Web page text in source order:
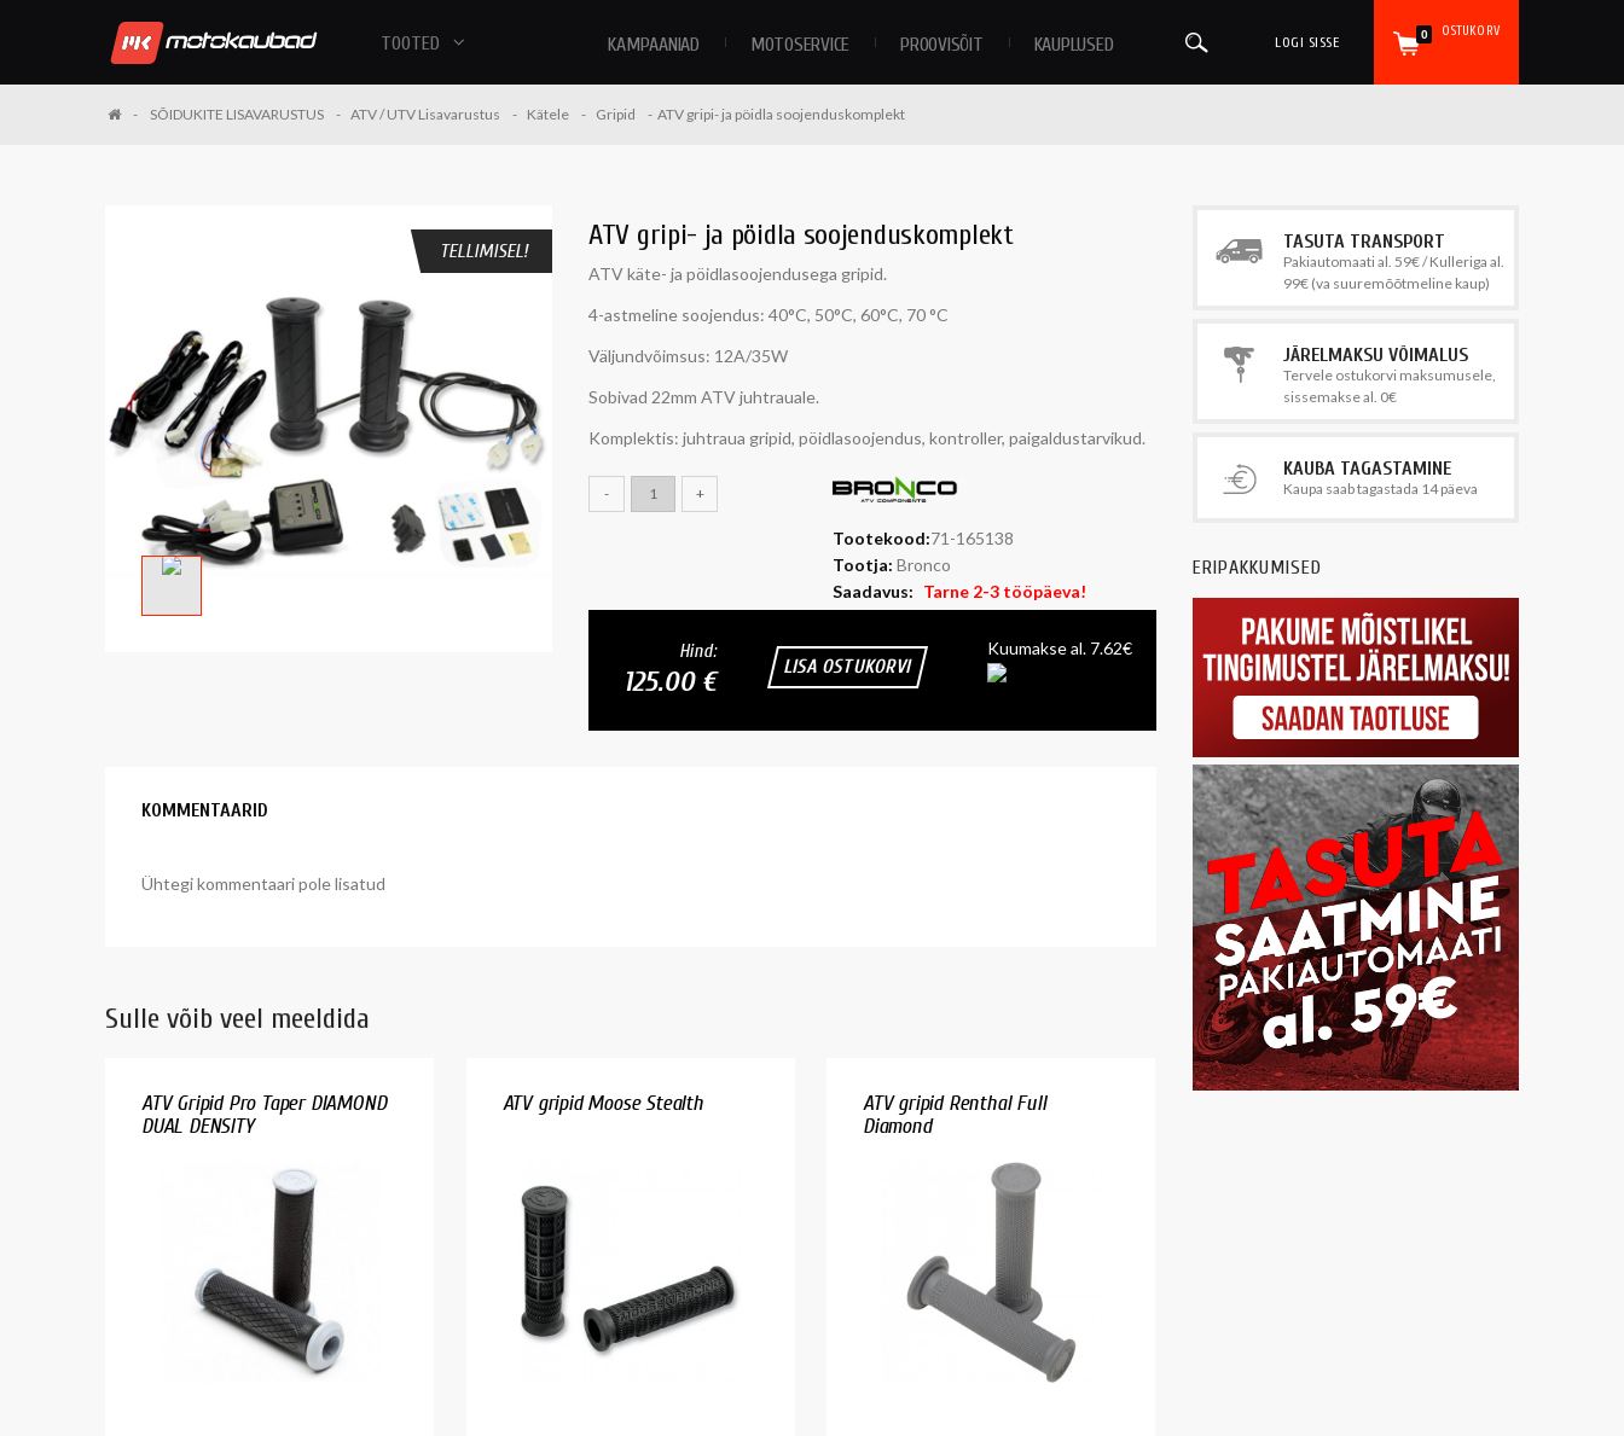
OSTUKORV
0
LOGI SISSE
KAMPAANIAD MOTOSERVICE PROOVISÕIT KAUPLUSED
TOOTED
SÕIDUKITE LISAVARUSTUS ATV / UTV Lisavarustus Kätele Gripid ATV gripi- ja pöidla soojenduskomplekt
TASUTA TRANSPORT
Pakiautomaati al. 59€ / Kulleriga al.
99€ (va suuremõõtmeline kaup)
JÄRELMAKSU VÕIMALUS
Tervele ostukorvi maksumusele,
sissemakse al. 0€
KAUBA TAGASTAMINE
Kaupa saab tagastada 14 päeva
ERIPAKKUMISED
TELLIMISEL! ATV gripi- ja pöidla soojenduskomplekt
ATV käte- ja pöidlasoojendusega gripid.
4-astmeline soojendus: 40°C, 50°C, 60°C, 70 °C
Väljundvõimsus: 12A/35W
Sobivad 22mm ATV juhtrauale.
Komplektis: juhtraua gripid, pöidlasoojendus, kontroller, paigaldustarvikud.
Tootekood:71-165138
Tootja: Bronco
Saadavus: Tarne 2-3 tööpäeva!
- +
Hind:
125.00 €
Kuumakse al. 7.62€
LISA OSTUKORVI
KOMMENTAARID
Ühtegi kommentaari pole lisatud
Sulle võib veel meeldida
ATV Gripid Pro Taper DIAMOND
DUAL DENSITY
ATV gripid Moose Stealth
ATV gripid Renthal Full
Diamond